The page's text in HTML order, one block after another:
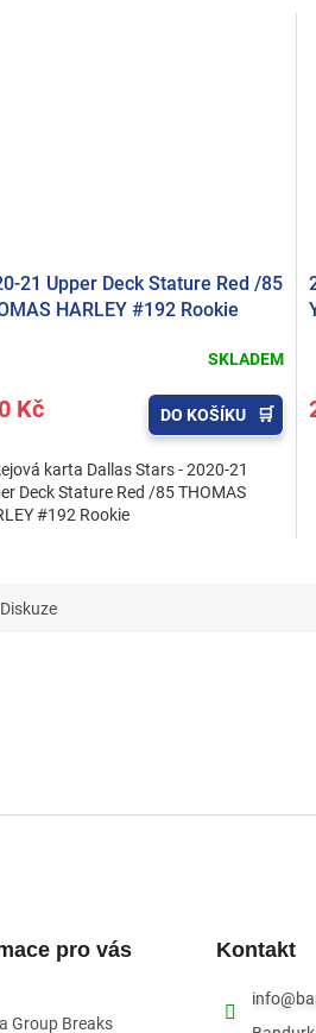
21 Upper Deck Stature Red /85
HARLEY #192 Rookie
SKLADEM
Kč DO KOŠÍKU
karta Dallas Stars - 2020-21
Deck Stature Red /85 THOMAS
#192 Rookie
Diskuze
pro vás
Group Breaks
Kontakt
info@